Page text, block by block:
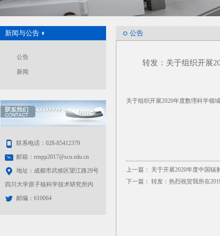
新闻与公告
公告
新闻
联系电话：028-85412379
邮箱：renpp2017@scu.edu.cn
地址：成都市武侯区望江路29号
四川大学原子核科学技术研究所内
邮编：610064
公告
转发：关于组织开展
关于组织开展2020年度数理科学领
上一篇： 关于开展2020年度中国辐
下一篇： 转发：热烈祝贺我所在